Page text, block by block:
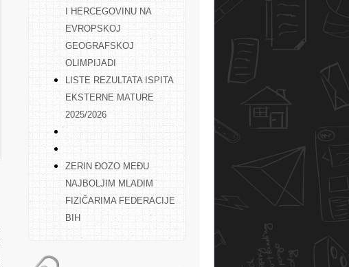
I HERCEGOVINU NA
EVROPSKOJ
GEOGRAFSKOJ
OLIMPIJADI
LISTE REZULTATA ISPITA
EKSTERNE MATURE
2025/2026
ZERIN ĐOZO MEĐU
NAJBOLJIM MLADIM
FIZIČARIMA FEDERACIJE
BIH